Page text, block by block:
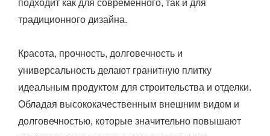
подходит как для современного, так и для
традиционного дизайна.
Красота, прочность, долговечность и
универсальность делают гранитную плитку
идеальным продуктом для строительства и отделки.
Обладая высококачественным внешним видом и
долговечностью, которые значительно повышают